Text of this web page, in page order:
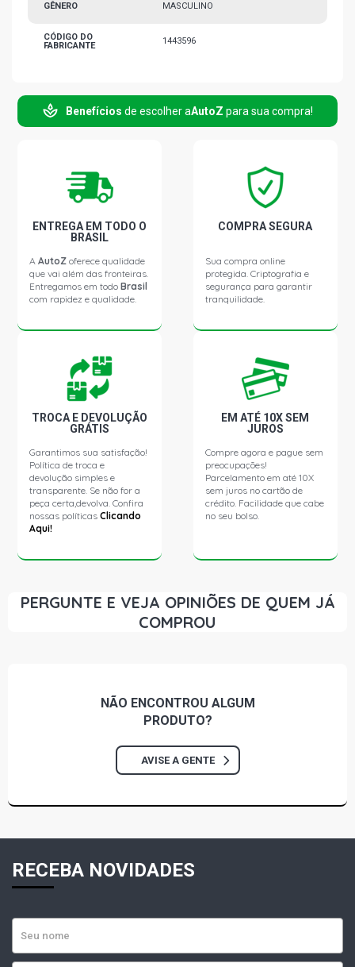
GÊNERO MASCULINO
CÓDIGO DO
FABRICANTE
1443596
Benefícios de escolher aAutoZ para sua compra!
ENTREGA EM TODO O
BRASIL
AAutoZ oferece qualidade
que vai além das fronteiras.
Entregamos em todoBrasil
com rapidez e qualidade.
COMPRA SEGURA
Sua compra online
protegida. Criptografia e
segurança para garantir
tranquilidade.
TROCA E DEVOLUÇÃO
GRÁTIS
Garantimos sua satisfação!
Política de troca e
devolução simples e
transparente. Se não for a
peça certa,devolva. Confira
nossas políticasClicando
Aqui!
EM ATÉ 10X SEM
JUROS
Compre agora e pague sem
preocupações!
Parcelamento em até 10X
sem juros no cartão de
crédito. Facilidade que cabe
no seu bolso.
PERGUNTE E VEJA OPINIÕES DE QUEM JÁ
COMPROU
NÃO ENCONTROU ALGUM
PRODUTO?
AVISE A GENTE
RECEBA NOVIDADES